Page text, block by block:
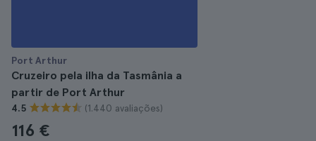
Port Arthur
Cruzeiro pela ilha da Tasmânia a
partir de Port Arthur
4.5 (1.440 avaliações)
116 €